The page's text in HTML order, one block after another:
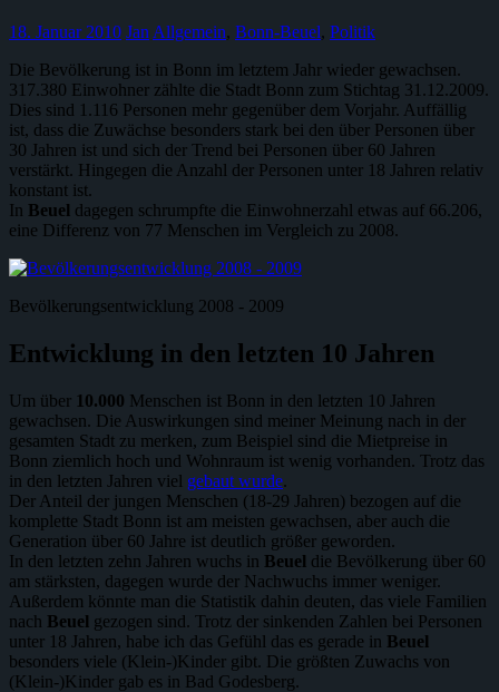
18. Januar 2010 Jan Allgemein, Bonn-Beuel, Politik
Die Bevölkerung ist in Bonn im letztem Jahr wieder gewachsen.
317.380 Einwohner zählte die Stadt Bonn zum Stichtag 31.12.2009.
Dies sind 1.116 Personen mehr gegenüber dem Vorjahr. Auffällig
ist, dass die Zuwächse besonders stark bei den über Personen über
30 Jahren ist und sich der Trend bei Personen über 60 Jahren
verstärkt. Hingegen die Anzahl der Personen unter 18 Jahren relativ
konstant ist.
In Beuel dagegen schrumpfte die Einwohnerzahl etwas auf 66.206,
eine Differenz von 77 Menschen im Vergleich zu 2008.
Bevölkerungsentwicklung 2008 - 2009
Entwicklung in den letzten 10 Jahren
Um über 10.000 Menschen ist Bonn in den letzten 10 Jahren
gewachsen. Die Auswirkungen sind meiner Meinung nach in der
gesamten Stadt zu merken, zum Beispiel sind die Mietpreise in
Bonn ziemlich hoch und Wohnraum ist wenig vorhanden. Trotz das
in den letzten Jahren viel gebaut wurde.
Der Anteil der jungen Menschen (18-29 Jahren) bezogen auf die
komplette Stadt Bonn ist am meisten gewachsen, aber auch die
Generation über 60 Jahre ist deutlich größer geworden.
In den letzten zehn Jahren wuchs in Beuel die Bevölkerung über 60
am stärksten, dagegen wurde der Nachwuchs immer weniger.
Außerdem könnte man die Statistik dahin deuten, das viele Familien
nach Beuel gezogen sind. Trotz der sinkenden Zahlen bei Personen
unter 18 Jahren, habe ich das Gefühl das es gerade in Beuel
besonders viele (Klein-)Kinder gibt. Die größten Zuwachs von
(Klein-)Kinder gab es in Bad Godesberg.